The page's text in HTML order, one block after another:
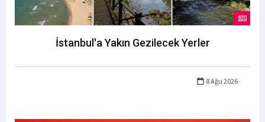
İstanbul'a Yakın Gezilecek Yerler
8 Ağu 2026